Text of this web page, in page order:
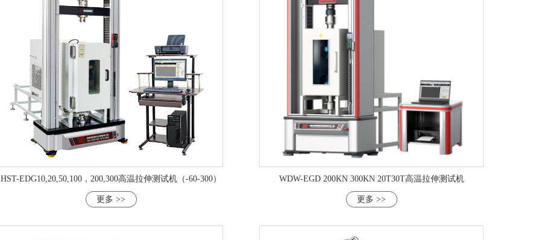
HST-EDG10,20,50,100，200,300高温拉伸测试机（-60-300）
更多 >>
WDW-EGD 200KN 300KN 20T30T高温拉伸测试机
更多 >>